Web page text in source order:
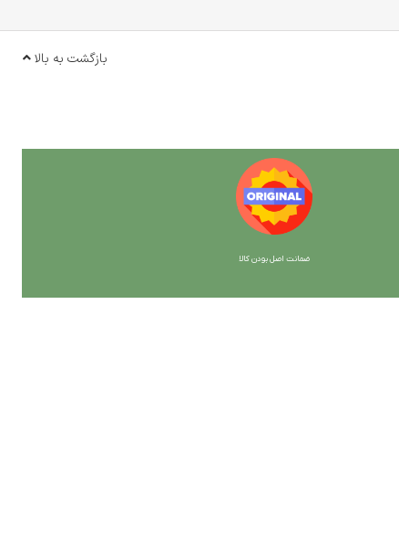
بازگشت به بالا
ضمانت اصل بودن کالا